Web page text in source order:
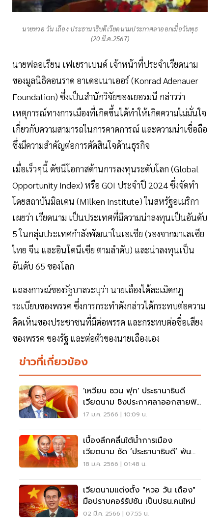
นายหวอ วัน เถือง ประธานาธิบดีเวียดนามประกาศลาออกเมื่อวันพุธ
(20 มี.ค.2567)
นายฟลอเรียน เฟเยราเบนด์ เจ้าหน้าที่ประจำเวียดนาม
ของมูลนิธิคอนราด อาเดอเนาเออร์ (Konrad Adenauer
Foundation) ซึ่งเป็นสำนักวิจัยของเยอรมนี กล่าวว่า
เหตุการณ์ทางการเมืองที่เกิดขึ้นได้ทำให้เกิดความไม่มั่นใจ
เกี่ยวกับความสามารถในการคาดการณ์ และความน่าเชื่อถือ
ซึ่งมีความสำคัญต่อการตัดสินใจด้านธุรกิจ
เมื่อเร็วๆนี้ ดัชนีโอกาสด้านการลงทุนระดับโลก (Global
Opportunity Index) หรือ GOI ประจำปี 2024 ซึ่งจัดทำ
โดยสถาบันมิลเคน (Milken Institute) ในสหรัฐอเมริกา
เผยว่า เวียดนาม เป็นประเทศที่มีความน่าลงทุนเป็นอันดับ
5 ในกลุ่มประเทศกำลังพัฒนาในเอเชีย (รองจากมาเลเซีย
ไทย จีน และอินโดนีเซีย ตามลำดับ) และน่าลงทุนเป็น
อันดับ 65 ของโลก
แถลงการณ์ของรัฐบาลระบุว่า นายเถืองได้ละเมิดกฎ
ระเบียบของพรรค ซึ่งการกระทำดังกล่าวได้กระทบต่อความ
คิดเห็นของประชาชนที่มีต่อพรรค และกระทบต่อชื่อเสียง
ของพรรค ของรัฐ และต่อตัวของนายเถืองเอง
ข่าวที่เกี่ยวข้อง
'เหวียน ซวน ฟุก' ประธานาธิบดี
เวียดนาม ชิงประกาศลาออกสายฟ้า
แลบ
17 ม.ค. 2566 | 10:09 น.
เบื้องลึกคลื่นใต้น้ำการเมือง
เวียดนาม ซัด ‘ประธานาธิบดี’ พ้น
ตำแหน่ง
18 ม.ค. 2566 | 01:48 น.
เวียดนามแต่งตั้ง "หวอ วัน เถือง"
มือปราบคอร์รัปชัน เป็นปธน.คนใหม่
02 มี.ค. 2566 | 07:55 น.